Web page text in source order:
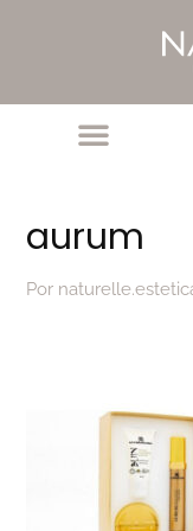
aurum
Por